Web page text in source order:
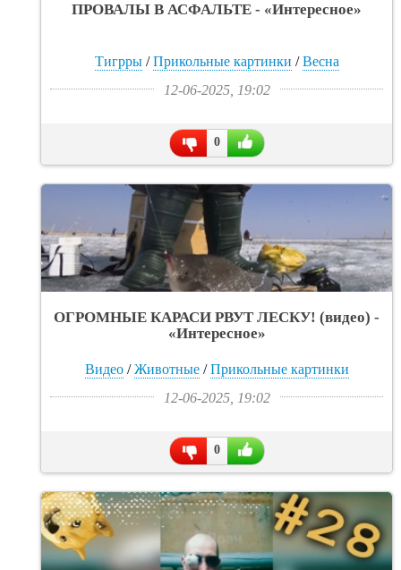
ПРОВАЛЫ В АСФАЛЬТЕ - «Интересное»
Тигрры/Прикольные картинки /Весна
12-06-2025, 19:02
0
ОГРОМНЫЕ КАРАСИ РВУТ ЛЕСКУ! (видео) -
«Интересное»
Видео/Животные/Прикольные картинки
12-06-2025, 19:02
0